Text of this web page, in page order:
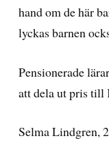
hand om de här
lyckas barnen
Pensionerade
att dela ut pris till
Selma Lindgren,